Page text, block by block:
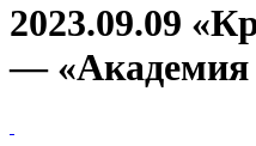
2023.09.09
— «Академия